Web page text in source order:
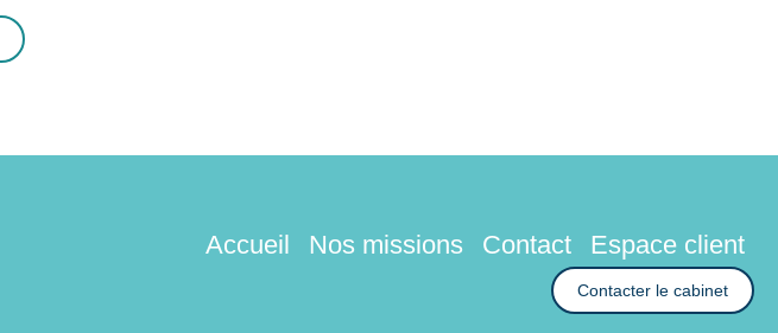
Accueil Nos missions Contact Espace client
Contacter le cabinet